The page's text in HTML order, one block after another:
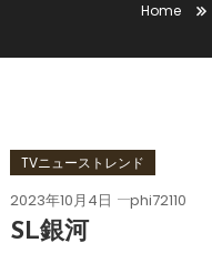
Home
TVニューストレンド
2023年10月4日 phi72110
SL銀河